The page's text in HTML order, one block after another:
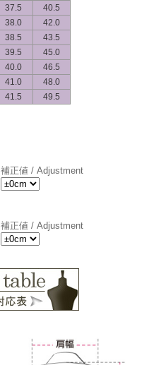
37.5
40.5
38.0
42.0
38.5
43.5
39.5
45.0
40.0
46.5
41.0
48.0
41.5 49.5
補正値 / Adjustment
補正値 / Adjustment